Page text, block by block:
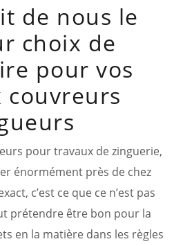
de nous le
choix de
pour vos
couvreurs
pour travaux de zinguerie,
énormément près de chez
c’est ce que ce n’est pas
prétendre être bon pour la
en la matière dans les règles